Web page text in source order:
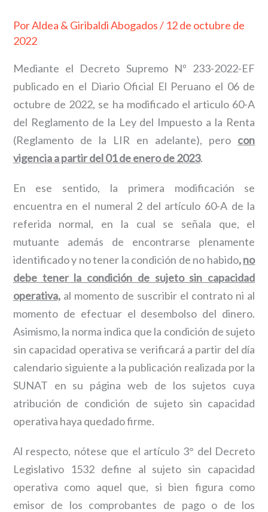
PorAldea & Giribaldi Abogados/ 12 de octubre de
2022
Mediante el Decreto Supremo Nº 233-2022-EF
publicado en el Diario Oficial El Peruano el 06 de
octubre de 2022, se ha modificado el articulo 60-A
del Reglamento de la Ley del Impuesto a la Renta
(Reglamento de la LIR en adelante), pero con
vigencia a partir del 01 de enero de 2023.
En ese sentido, la primera modificación se
encuentra en el numeral 2 del artículo 60-A de la
referida normal, en la cual se señala que, el
mutuante además de encontrarse plenamente
identificado y no tener la condición de no habido,no
debe tener la condición de sujeto sin capacidad
operativa,al momento de suscribir el contrato ni al
momento de efectuar el desembolso del dinero.
Asimismo, la norma indica que la condición de sujeto
sin capacidad operativa se verificará a partir del día
calendario siguiente a la publicación realizada por la
SUNAT en su página web de los sujetos cuya
atribución de condición de sujeto sin capacidad
operativa haya quedado firme.
Al respecto, nótese que el artículo 3° del Decreto
Legislativo 1532 define al sujeto sin capacidad
operativa como aquel que, si bien figura como
emisor de los comprobantes de pago o de los